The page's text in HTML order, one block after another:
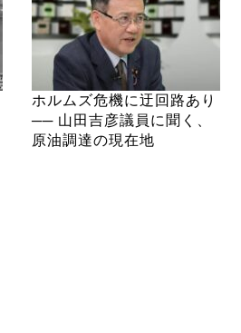
ホルムズ危機に迂回路あり
── 山田吉彦議員に聞く、
原油調達の現在地